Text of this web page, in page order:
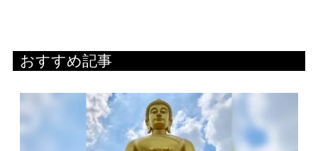
おすすめ記事